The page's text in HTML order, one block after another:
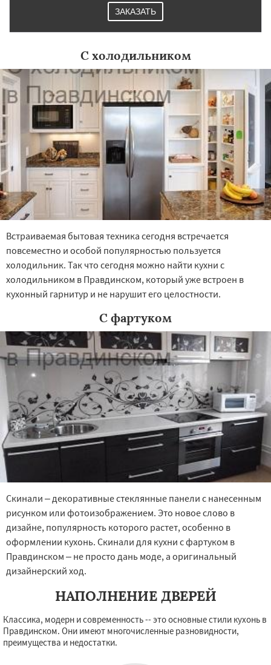
ЗАКАЗАТЬ
С холодильником
Встраиваемая бытовая техника сегодня встречается
повсеместно и особой популярностью пользуется
холодильник. Так что сегодня можно найти кухни с
холодильником в Правдинском, который уже встроен в
кухонный гарнитур и не нарушит его целостности.
С фартуком
Скинали – декоративные стеклянные панели с нанесенным
рисунком или фотоизображением. Это новое слово в
дизайне, популярность которого растет, особенно в
оформлении кухонь. Скинали для кухни с фартуком в
Правдинском – не просто дань моде, а оригинальный
дизайнерский ход.
НАПОЛНЕНИЕ ДВЕРЕЙ
Классика, модерн и современность -- это основные стили кухонь в
Правдинском. Они имеют многочисленные разновидности,
преимущества и недостатки.